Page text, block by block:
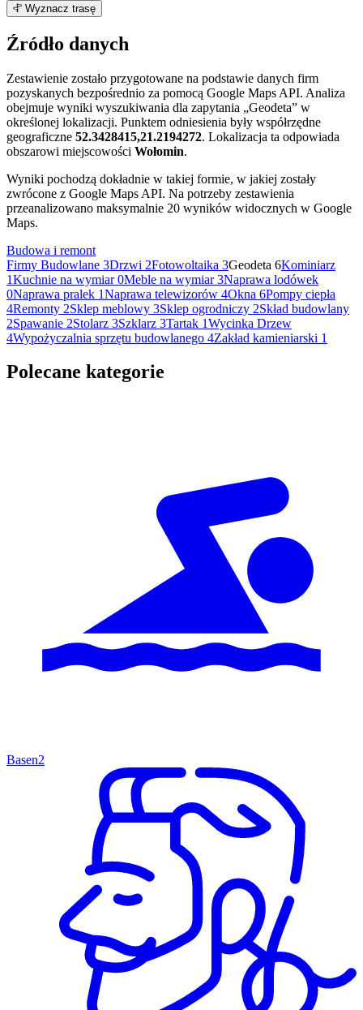
+
−
Wyznacz trasę
Źródło danych
Zestawienie zostało przygotowane na podstawie danych firm
pozyskanych bezpośrednio za pomocą Google Maps API. Analiza
obejmuje wyniki wyszukiwania dla zapytania „Geodeta” w
określonej lokalizacji. Punktem odniesienia były współrzędne
geograficzne 52.3428415,21.2194272. Lokalizacja ta odpowiada
obszarowi miejscowości Wołomin.
Wyniki pochodzą dokładnie w takiej formie, w jakiej zostały
zwrócone z Google Maps API. Na potrzeby zestawienia
przeanalizowano maksymalnie 20 wyników widocznych w Google
Maps.
Budowa i remont
Firmy Budowlane 3Drzwi 2Fotowoltaika 3Geodeta 6Kominiarz
1Kuchnie na wymiar0Meble na wymiar3Naprawa lodówek
0Naprawa pralek 1Naprawa telewizorów 4Okna 6Pompy ciepła
4Remonty 2Sklep meblowy 3Sklep ogrodniczy 2Skład budowlany
2Spawanie 2Stolarz 3Szklarz 3Tartak 1Wycinka Drzew
4Wypożyczalnia sprzętu budowlanego 4Zakład kamieniarski 1
Polecane kategorie
Basen2